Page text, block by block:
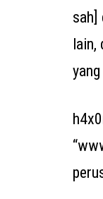
sah]
lain,